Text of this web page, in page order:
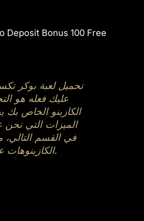
Deposit Bonus 100 Free
تحميل لعبة بوكر
عليك فعله هو
الكازينو الخاص
الميزات التي
في القسم التالي،
الكازينوهات عن بعضها البعض.